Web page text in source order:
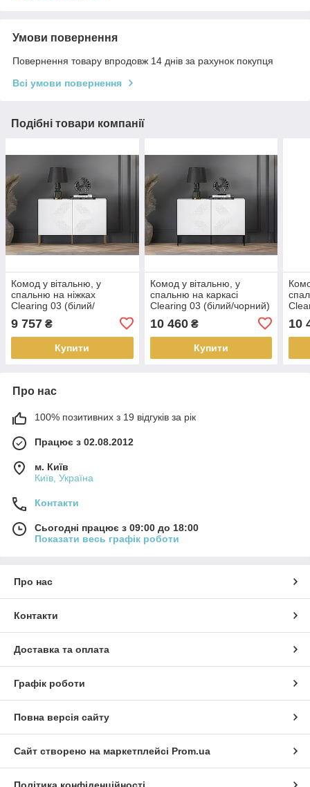
Умови повернення
Повернення товару впродовж 14 днів за рахунок покупця
Всі умови повернення
Подібні товари компанії
Комод у вітальню, у
спальню на ніжках
Clearing 03 (білий/
9 757 ₴
Купити
Комод у вітальню, у
спальню на каркасі
Clearing 03 (білий/чорний)
10 460₴
Купити
10
Про нас
100% позитивних з 19 відгуків за рік
Працює з 02.08.2012
м. Київ
Київ, Україна
Контакти
Сьогодні працює з 09:00 до 18:00
Показати весь графік роботи
Про нас
Контакти
Доставка та оплата
Графік роботи
Повна версія сайту
Сайт створено на маркетплейсі Prom.ua
Політика конфіденційності